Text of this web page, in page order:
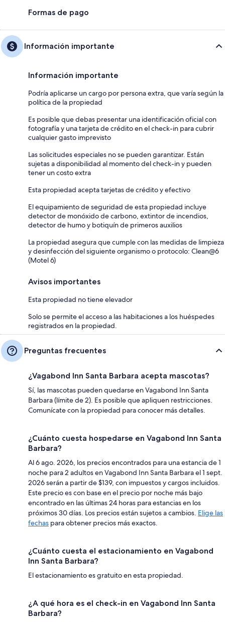
Formas de pago
Información importante
Información importante
Podría aplicarse un cargo por persona extra, que varía según la
política de la propiedad
Es posible que debas presentar una identificación oficial con
fotografía y una tarjeta de crédito en el check-in para cubrir
cualquier gasto imprevisto
Las solicitudes especiales no se pueden garantizar. Están
sujetas a disponibilidad al momento del check-in y pueden
tener un costo extra
Esta propiedad acepta tarjetas de crédito y efectivo
El equipamiento de seguridad de esta propiedad incluye
detector de monóxido de carbono, extintor de incendios,
detector de humo y botiquín de primeros auxilios
La propiedad asegura que cumple con las medidas de limpieza
y desinfección del siguiente organismo o protocolo: Clean@6
(Motel 6)
Avisos importantes
Esta propiedad no tiene elevador
Solo se permite el acceso a las habitaciones a los huéspedes
registrados en la propiedad.
Preguntas frecuentes
¿Vagabond Inn Santa Barbara acepta mascotas?
Sí, las mascotas pueden quedarse en Vagabond Inn Santa
Barbara (límite de 2). Es posible que apliquen restricciones.
Comunícate con la propiedad para conocer más detalles.
¿Cuánto cuesta hospedarse en Vagabond Inn Santa
Barbara?
Al 6 ago. 2026, los precios encontrados para una estancia de 1
noche para 2 adultos en Vagabond Inn Santa Barbara el 1 sept.
2026 serán a partir de $139, con impuestos y cargos incluidos.
Este precio es con base en el precio por noche más bajo
encontrado en las últimas 24 horas para estancias en los
próximos 30 días. Los precios están sujetos a cambios. Elige las
fechas para obtener precios más exactos.
¿Cuánto cuesta el estacionamiento en Vagabond
Inn Santa Barbara?
El estacionamiento es gratuito en esta propiedad.
¿A qué hora es el check-in en Vagabond Inn Santa
Barbara?